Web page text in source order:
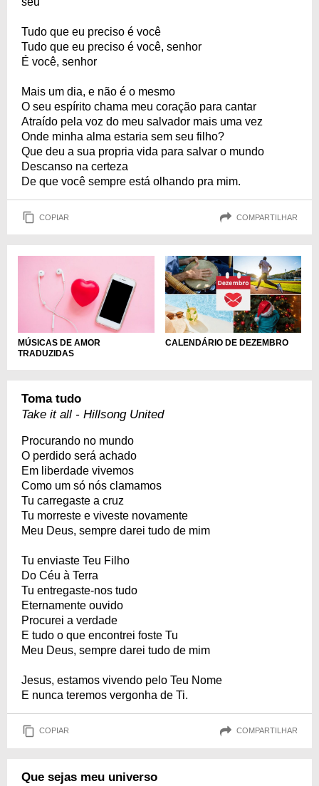
Tudo que eu preciso é você
Tudo que eu preciso é você, senhor
É você, senhor
Mais um dia, e não é o mesmo
O seu espírito chama meu coração para cantar
Atraído pela voz do meu salvador mais uma vez
Onde minha alma estaria sem seu filho?
Que deu a sua propria vida para salvar o mundo
Descanso na certeza
De que você sempre está olhando pra mim.
COPIAR COMPARTILHAR
MÚSICAS DE AMOR
TRADUZIDAS
CALENDÁRIO DE DEZEMBRO
Toma tudo
Take it all - Hillsong United
Procurando no mundo
O perdido será achado
Em liberdade vivemos
Como um só nós clamamos
Tu carregaste a cruz
Tu morreste e viveste novamente
Meu Deus, sempre darei tudo de mim
Tu enviaste Teu Filho
Do Céu à Terra
Tu entregaste-nos tudo
Eternamente ouvido
Procurei a verdade
E tudo o que encontrei foste Tu
Meu Deus, sempre darei tudo de mim
Jesus, estamos vivendo pelo Teu Nome
E nunca teremos vergonha de Ti.
COPIAR COMPARTILHAR
Que sejas meu universo